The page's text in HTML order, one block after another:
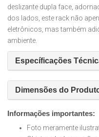
deslizante dupla face,
dos lados, este rack não
eletrônicos, mas também
ambiente.
Específicações
Dimensões do
Informações importantes:
Foto meramente